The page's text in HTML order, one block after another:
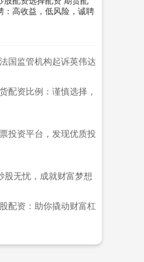
：高收益，低风险，诚聘
国监管机构起诉英伟达
配资比例：谨慎选择，
投资平台，发现优质投
股无忧，成就财富梦想
配资：助你撬动财富杠